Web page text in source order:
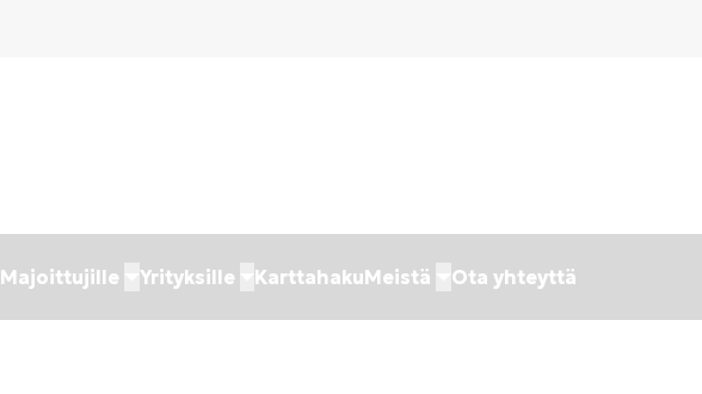
Majoittujille Yrityksille KarttahakuMeistä Ota yhteyttä